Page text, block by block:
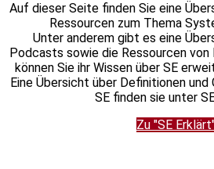
Auf dieser Seite finden Sie eine
Ressourcen zum Thema
Unter anderem gibt es eine
Podcasts sowie die Ressourcen
können Sie ihr Wissen über SE
Eine Übersicht über Definitionen und
SE finden sie unter
Zu "SE